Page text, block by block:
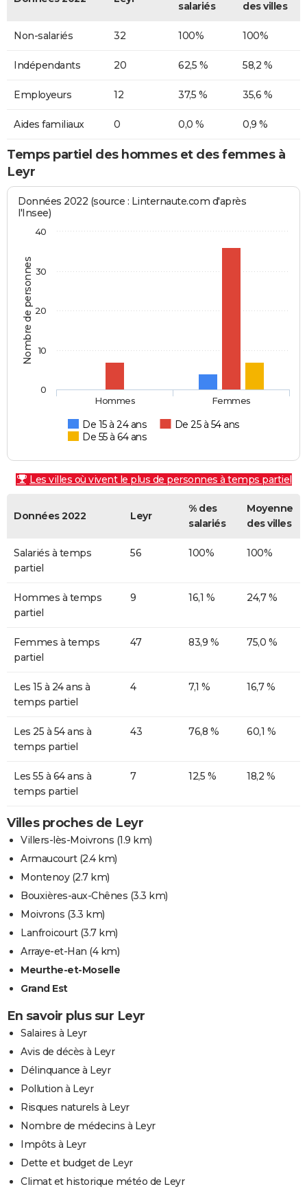
salariés des villes
Non-salariés 32 100% 100%
Indépendants 20 62,5 % 58,2 %
Employeurs 12 37,5 % 35,6 %
Aides familiaux 0 0,0 % 0,9 %
Temps partiel des hommes et des femmes à
Leyr
Nombre de personnes
Données 2022 (source : Linternaute.com d'après
l'Insee)
De 15 à 24 ans
De 25 à 54 ans
De 55 à 64 ans
Hommes Femmes
0
10
20
30
40
Les villes où vivent le plus de personnes à temps partiel
Données 2022 Leyr
% des
salariés
Moyenne
des villes
Salariés à temps
partiel
56 100% 100%
Hommes à temps
partiel
9 16,1 % 24,7 %
Femmes à temps
partiel
47 83,9 % 75,0 %
Les 15 à 24 ans à
temps partiel
4 7,1 % 16,7 %
Les 25 à 54 ans à
temps partiel
43 76,8 % 60,1 %
Les 55 à 64 ans à
temps partiel
7 12,5 % 18,2 %
Villes proches de Leyr
Villers-lès-Moivrons (1.9 km)
Armaucourt(2.4 km)
Montenoy(2.7 km)
Bouxières-aux-Chênes (3.3 km)
Moivrons (3.3 km)
Lanfroicourt(3.7 km)
Arraye-et-Han (4 km)
Meurthe-et-Moselle
Grand Est
En savoir plus sur Leyr
Salaires à Leyr
Avis de décès à Leyr
Délinquance à Leyr
Pollution à Leyr
Risques naturels à Leyr
Nombre de médecins à Leyr
Impôts à Leyr
Dette et budget de Leyr
Climat et historique météo de Leyr